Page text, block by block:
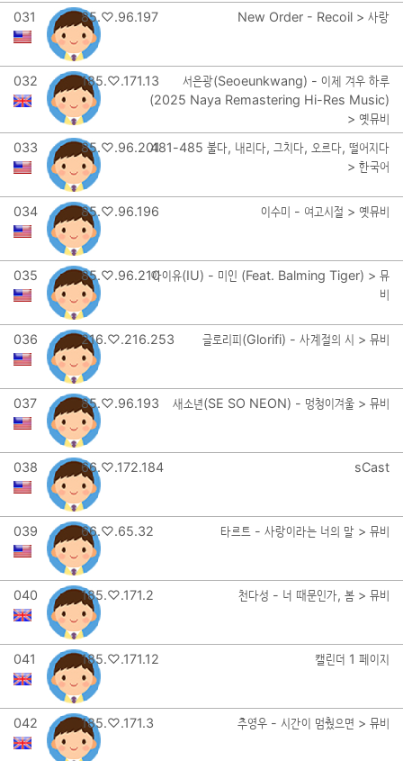
031 85.♡.96.197 New Order - Recoil > 사랑
032 185.♡.171.13
서은광(Seoeunkwang) - 이제 겨우 하루
(2025 Naya Remastering Hi-Res Music)
> 옛뮤비
033
85.♡.96.201481-485 불다, 내리다, 그치다, 오르다, 떨어지다
> 한국어
034 85.♡.96.196 이수미 - 여고시절 > 옛뮤비
035 85.♡.96.210아이유(IU) - 미인 (Feat. Balming Tiger) > 뮤
비
036 216.♡.216.253 글로리피(Glorifi) - 사계절의 시 > 뮤비
037 85.♡.96.193 새소년(SE SO NEON) - 멍청이겨울 > 뮤비
038 66.♡.172.184 sCast
039 66.♡.65.32 타르트 - 사랑이라는 너의 말 > 뮤비
040 185.♡.171.2 천다성 - 너 때문인가, 봄 > 뮤비
041 185.♡.171.12 캘린더 1 페이지
042 185.♡.171.3 추영우 - 시간이 멈췄으면 > 뮤비